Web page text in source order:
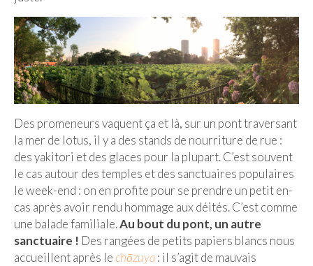
Des promeneurs vaquent ça et là, sur un pont traversant
la mer de lotus, il y a des stands de nourriture de rue :
des yakitori et des glaces pour la plupart. C’est souvent
le cas autour des temples et des sanctuaires populaires
le week-end : on en profite pour se prendre un petit en-
cas après avoir rendu hommage aux déités. C’est comme
une balade familiale.Au bout du pont, un autre
sanctuaire ! Des rangées de petits papiers blancs nous
accueillent après lechōzuya: il s’agit de mauvais